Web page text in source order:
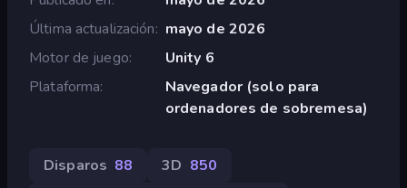
Última actualización
mayo de 2026
Motor de juego
Unity 6
Plataforma
Navegador (solo para
ordenadores de sobremesa)
Disparos 88 3D 850